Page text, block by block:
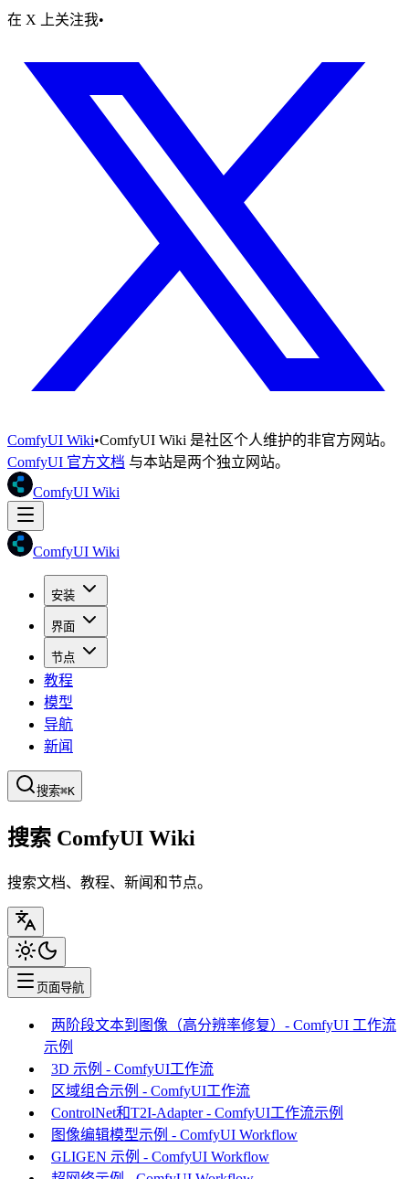
在 X 上关注我•
ComfyUI Wiki•ComfyUI Wiki 是社区个人维护的非官方网站。
ComfyUI 官方文档 与本站是两个独立网站。
ComfyUI Wiki
ComfyUI Wiki
安装
界面
节点
教程
模型
导航
新闻
搜索⌘K
搜索 ComfyUI Wiki
搜索文档、教程、新闻和节点。
页面导航
两阶段文本到图像（高分辨率修复）- ComfyUI 工作流
示例
3D 示例 - ComfyUI工作流
区域组合示例 - ComfyUI工作流
ControlNet和T2I-Adapter - ComfyUI工作流示例
图像编辑模型示例 - ComfyUI Workflow
GLIGEN 示例 - ComfyUI Workflow